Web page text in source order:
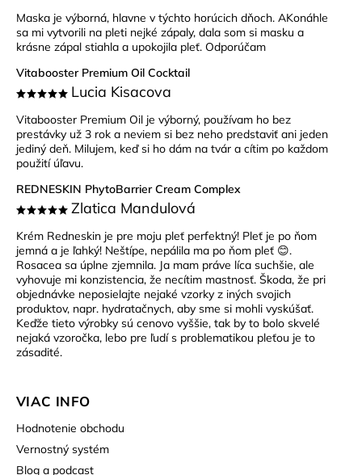
Maska je výborná, hlavne v týchto horúcich dňoch. AKonáhle
sa mi vytvorili na pleti nejké zápaly, dala som si masku a
krásne zápal stiahla a upokojila pleť. Odporúčam
Vitabooster Premium Oil Cocktail
Lucia Kisacova
Vitabooster Premium Oil je výborný, používam ho bez
prestávky už 3 rok a neviem si bez neho predstaviť ani jeden
jediný deň. Milujem, keď si ho dám na tvár a cítim po každom
použití úľavu.
REDNESKIN PhytoBarrier Cream Complex
Zlatica Mandulová
Krém Redneskin je pre moju pleť perfektný! Pleť je po ňom
jemná a je ľahký! Neštípe, nepálila ma po ňom pleť 😊.
Rosacea sa úplne zjemnila. Ja mam práve líca suchšie, ale
vyhovuje mi konzistencia, že necítim mastnosť. Škoda, že pri
objednávke neposielajte nejaké vzorky z iných svojich
produktov, napr. hydratačnych, aby sme si mohli vyskúšať.
Keďže tieto výrobky sú cenovo vyššie, tak by to bolo skvelé
nejaká vzoročka, lebo pre ľudí s problematikou pleťou je to
zásadité.
VIAC INFO
Hodnotenie obchodu
Vernostný systém
Blog a podcast